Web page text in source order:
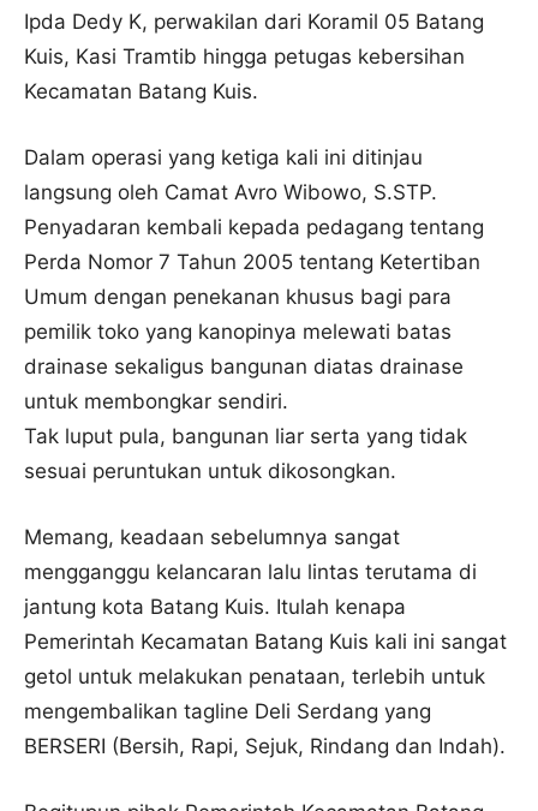
Ipda Dedy K, perwakilan dari Koramil 05 Batang
Kuis, Kasi Tramtib hingga petugas kebersihan
Kecamatan Batang Kuis.
Dalam operasi yang ketiga kali ini ditinjau
langsung oleh Camat Avro Wibowo, S.STP.
Penyadaran kembali kepada pedagang tentang
Perda Nomor 7 Tahun 2005 tentang Ketertiban
Umum dengan penekanan khusus bagi para
pemilik toko yang kanopinya melewati batas
drainase sekaligus bangunan diatas drainase
untuk membongkar sendiri.
Tak luput pula, bangunan liar serta yang tidak
sesuai peruntukan untuk dikosongkan.
Memang, keadaan sebelumnya sangat
mengganggu kelancaran lalu lintas terutama di
jantung kota Batang Kuis. Itulah kenapa
Pemerintah Kecamatan Batang Kuis kali ini sangat
getol untuk melakukan penataan, terlebih untuk
mengembalikan tagline Deli Serdang yang
BERSERI (Bersih, Rapi, Sejuk, Rindang dan Indah).